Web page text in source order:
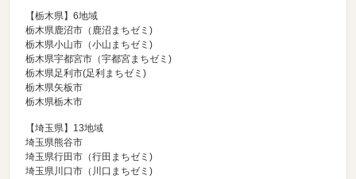
【栃木県】6地域
栃木県鹿沼市（ 鹿沼まちゼミ)
栃木県小山市（小山まちゼミ)
栃木県宇都宮市（宇都宮まちゼミ)
栃木県足利市(足利まちゼミ)
栃木県矢板市
栃木県栃木市
【埼玉県】13地域
埼玉県熊谷市
埼玉県行田市（行田まちゼミ)
埼玉県川口市（ 川口まちゼミ)